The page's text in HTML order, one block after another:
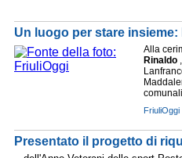
Un luogo per stare
Alla
Rinaldo
FriuliOggi
Presentato il progetto di